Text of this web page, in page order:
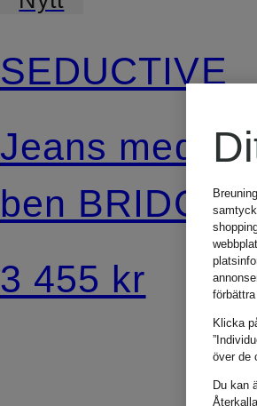
SEDUCTIVE
Jeans med
ben BRIDGET
3 455 kr
Klicka
över de
Du kan